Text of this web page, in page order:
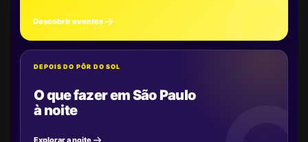
Descobrir eventos
DEPOIS DO PÔR DO SOL
O que fazer em São Paulo
à noite
Explorar a noite